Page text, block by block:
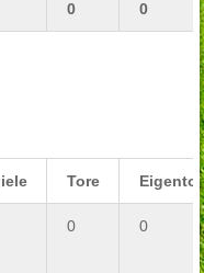
0 0
Tore
0 0